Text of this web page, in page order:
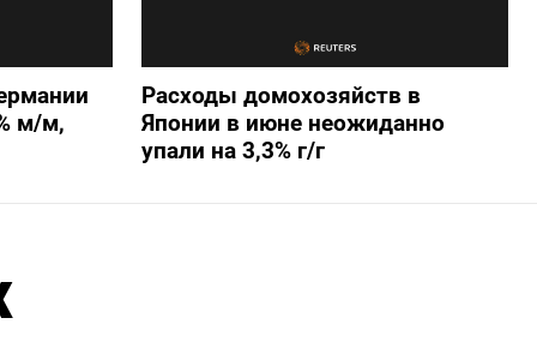
м/м,
Расходы домохозяйств в
Японии в июне неожиданно
упали на 3,3% г/г